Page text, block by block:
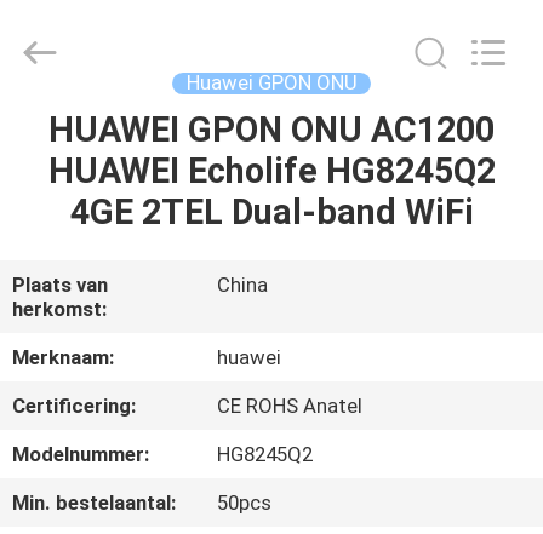
HUIS
PRODUCTEN
ONGEVEER
ONS
FABRIEKSREIS
LIMITED.
Huawei GPON ONU
HUAWEI GPON ONU AC1200
HUAWEI Echolife HG8245Q2
4GE 2TEL Dual-band WiFi
Plaats van
herkomst:
China
Merknaam:
huawei
Certificering:
CE ROHS Anatel
Modelnummer:
HG8245Q2
Min. bestelaantal:
50pcs